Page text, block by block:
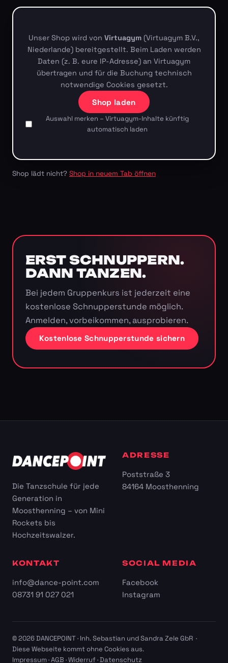
Unser Shop wird von Virtuagym (Virtuagym B.V.,
Niederlande) bereitgestellt. Beim Laden werden
Daten (z. B. eure IP-Adresse) an Virtuagym
übertragen und für die Buchung technisch
notwendige Cookies gesetzt.
Shop laden
Auswahl merken – Virtuagym-Inhalte künftig
automatisch laden
Shop lädt nicht? Shop in neuem Tab öffnen
ERST SCHNUPPERN.
DANN TANZEN.
Bei jedem Gruppenkurs ist jederzeit eine
kostenlose Schnupperstunde möglich.
Anmelden, vorbeikommen, ausprobieren.
Kostenlose Schnupperstunde sichern
Die Tanzschule für jede
Generation in
Moosthenning – von Mini
Rockets bis
Hochzeitswalzer.
ADRESSE
Poststraße 3
84164 Moosthenning
KONTAKT
info@dance-point.com
08731 91 027 021
SOCIAL MEDIA
Facebook
Instagram
© 2026 DANCEPOINT · Inh. Sebastian und Sandra Zele GbR ·
Diese Webseite kommt ohne Cookies aus.
Impressum·AGB ·Widerruf·Datenschutz